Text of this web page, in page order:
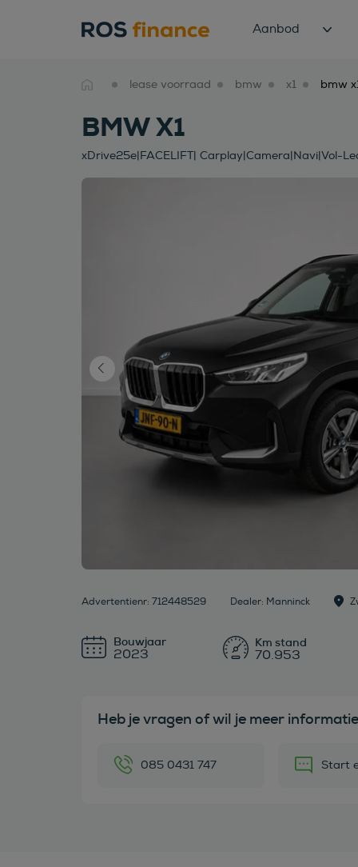
Aanbod
lease voorraad bmw x1
BMW X1
xDrive25e|FACELIFT| Carplay|Camera|Navi|Vol-
Advertentienr: 712448529 Dealer: Manninck
Bouwjaar
2023 70.953
Heb je vragen of wil je meer
085 0431 747 Start